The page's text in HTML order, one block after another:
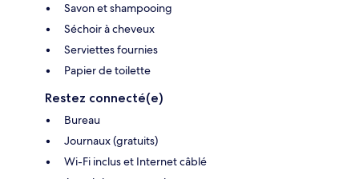
Savon et shampooing
Séchoir à cheveux
Serviettes fournies
Papier de toilette
Restez connecté(e)
Bureau
Journaux (gratuits)
Wi-Fi inclus et Internet câblé